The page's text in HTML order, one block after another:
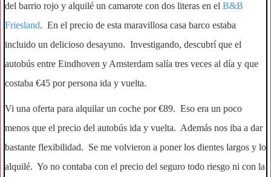
del barrio rojo y alquilé un camarote con dos literas en el B&B
Friesland. En el precio de esta maravillosa casa barco estaba
incluido un delicioso desayuno. Investigando, descubrí que el
autobús entre Eindhoven y Amsterdam salía tres veces al día y que
costaba €45 por persona ida y vuelta.
Vi una oferta para alquilar un coche por €89. Eso era un poco
menos que el precio del autobús ida y vuelta. Además nos iba a dar
bastante flexibilidad. Se me volvieron a poner los dientes largos y lo
alquilé. Yo no contaba con el precio del seguro todo riesgo ni con la